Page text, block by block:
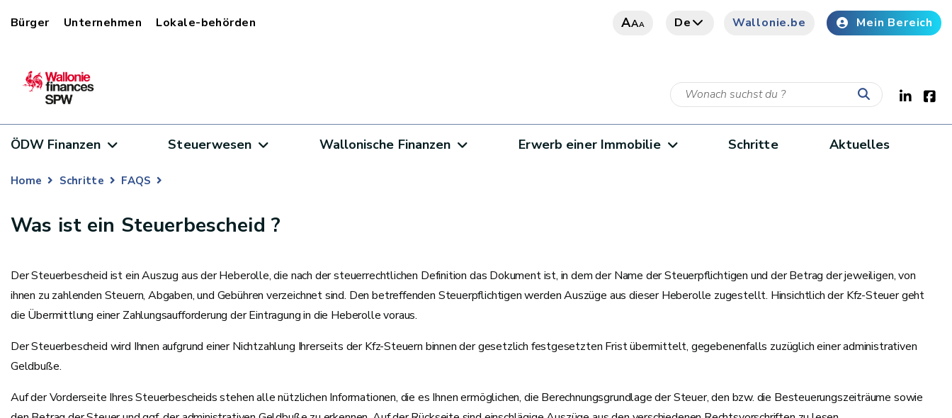
Bürger Unternehmen Lokale-behörden AAA De Wallonie.be Mein Bereich
ÖDW Finanzen Steuerwesen Wallonische Finanzen Erwerb einer Immobilie Schritte Aktuelles
Home Schritte FAQS
Was ist ein Steuerbescheid ?
Der Steuerbescheid ist ein Auszug aus der Heberolle, die nach der steuerrechtlichen Definition das Dokument ist, in dem der Name der Steuerpflichtigen und der Betrag der jeweiligen, von
ihnen zu zahlenden Steuern, Abgaben, und Gebühren verzeichnet sind. Den betreffenden Steuerpflichtigen werden Auszüge aus dieser Heberolle zugestellt. Hinsichtlich der Kfz-Steuer geht
die Übermittlung einer Zahlungsaufforderung der Eintragung in die Heberolle voraus.
Der Steuerbescheid wird Ihnen aufgrund einer Nichtzahlung Ihrerseits der Kfz-Steuern binnen der gesetzlich festgesetzten Frist übermittelt, gegebenenfalls zuzüglich einer administrativen
Geldbuße.
Auf der Vorderseite Ihres Steuerbescheids stehen alle nützlichen Informationen, die es Ihnen ermöglichen, die Berechnungsgrundlage der Steuer, den bzw. die Besteuerungszeiträume sowie